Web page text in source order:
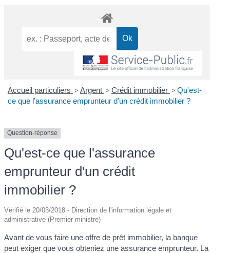
Accueil particuliers > Argent > Crédit immobilier > Qu'est-
ce que l'assurance emprunteur d'un crédit immobilier ?
Question-réponse
Qu'est-ce que l'assurance
emprunteur d'un crédit
immobilier ?
Vérifié le 20/03/2018 - Direction de l'information légale et
administrative (Premier ministre)
Avant de vous faire une offre de prêt immobilier, la banque
peut exiger que vous obteniez une assurance emprunteur. La